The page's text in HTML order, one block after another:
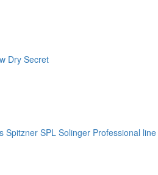
Dry Secret
Spitzner SPL Solinger Professional line